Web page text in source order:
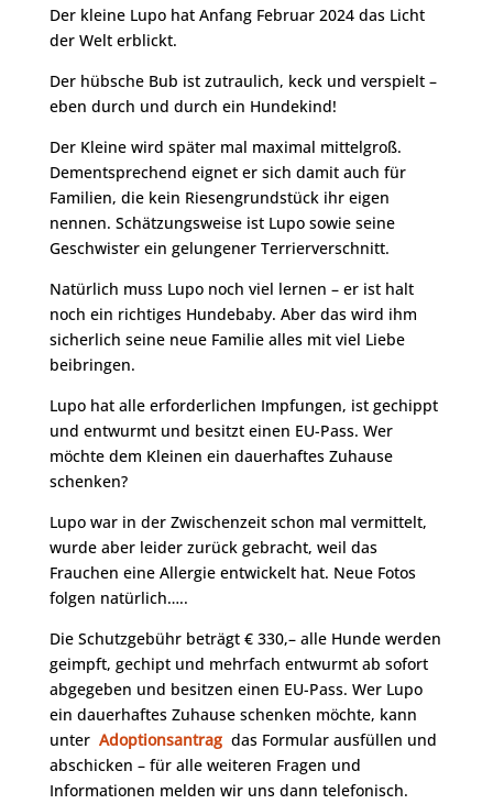
Der kleine Lupo hat Anfang Februar 2024 das Licht
der Welt erblickt.
Der hübsche Bub ist zutraulich, keck und verspielt –
eben durch und durch ein Hundekind!
Der Kleine wird später mal maximal mittelgroß.
Dementsprechend eignet er sich damit auch für
Familien, die kein Riesengrundstück ihr eigen
nennen. Schätzungsweise ist Lupo sowie seine
Geschwister ein gelungener Terrierverschnitt.
Natürlich muss Lupo noch viel lernen – er ist halt
noch ein richtiges Hundebaby. Aber das wird ihm
sicherlich seine neue Familie alles mit viel Liebe
beibringen.
Lupo hat alle erforderlichen Impfungen, ist gechippt
und entwurmt und besitzt einen EU-Pass. Wer
möchte dem Kleinen ein dauerhaftes Zuhause
schenken?
Lupo war in der Zwischenzeit schon mal vermittelt,
wurde aber leider zurück gebracht, weil das
Frauchen eine Allergie entwickelt hat. Neue Fotos
folgen natürlich…..
Die Schutzgebühr beträgt € 330,– alle Hunde werden
geimpft, gechipt und mehrfach entwurmt ab sofort
abgegeben und besitzen einen EU-Pass. Wer Lupo
ein dauerhaftes Zuhause schenken möchte, kann
unter Adoptionsantragdas Formular ausfüllen und
abschicken – für alle weiteren Fragen und
Informationen melden wir uns dann telefonisch.